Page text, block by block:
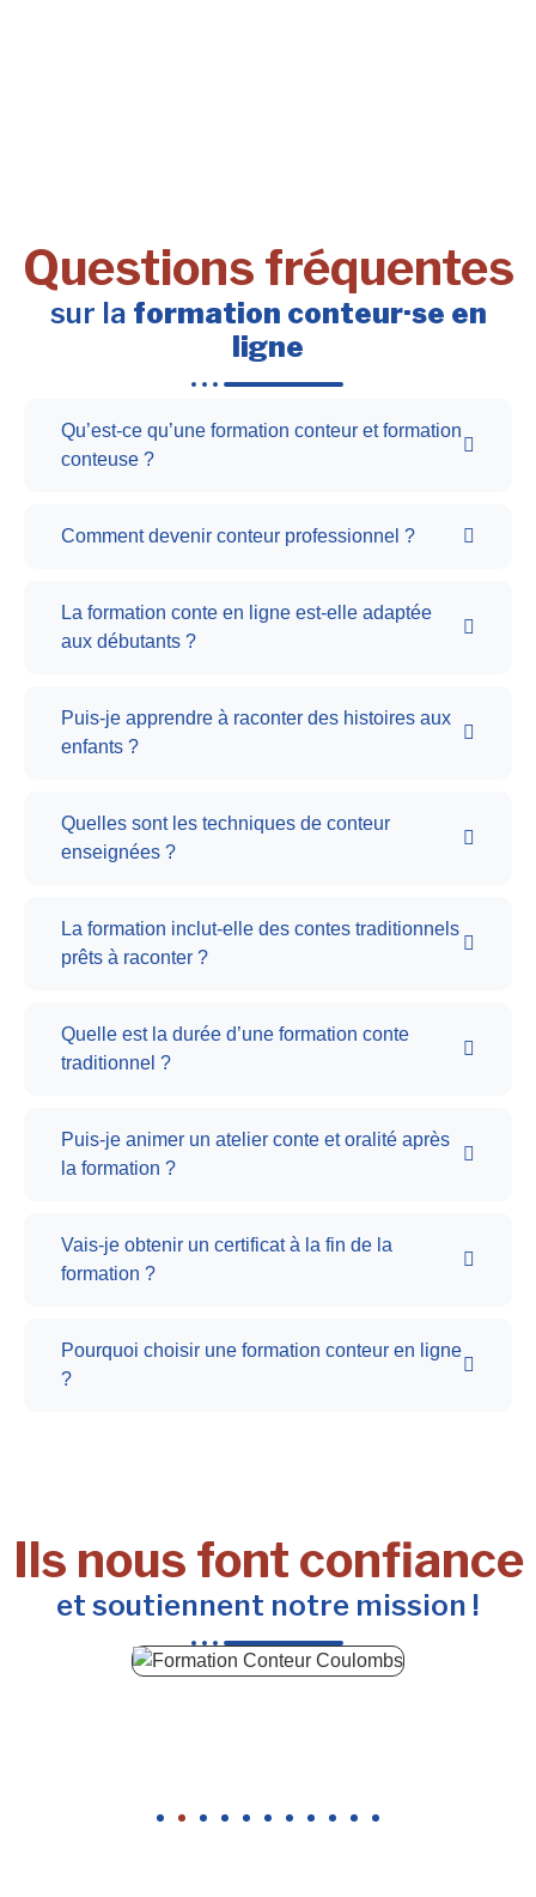
Questions fréquentes
sur la formation conteur·se en
ligne
Qu’est-ce qu’une formation conteur et formation
conteuse ?
Comment devenir conteur professionnel ?
La formation conte en ligne est-elle adaptée
aux débutants ?
Puis-je apprendre à raconter des histoires aux
enfants ?
Quelles sont les techniques de conteur
enseignées ?
La formation inclut-elle des contes traditionnels
prêts à raconter ?
Quelle est la durée d’une formation conte
traditionnel ?
Puis-je animer un atelier conte et oralité après
la formation ?
Vais-je obtenir un certificat à la fin de la
formation ?
Pourquoi choisir une formation conteur en ligne
?
Ils nous font confiance
et soutiennent notre mission !